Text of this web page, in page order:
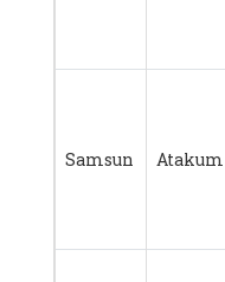
Samsun Atakum